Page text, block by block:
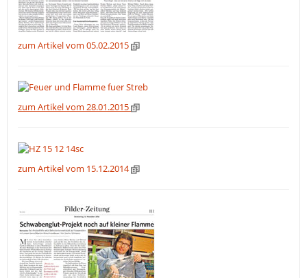
zum Artikel vom 05.02.2015
zum Artikel vom 28.01.2015
zum Artikel vom 15.12.2014